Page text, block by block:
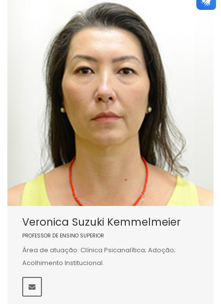
Veronica Suzuki Kemmelmeier
PROFESSOR DE ENSINO SUPERIOR
Área de atuação: Clínica Psicanalítica; Adoção;
Acolhimento Institucional.